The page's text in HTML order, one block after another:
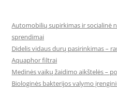
Automobilių supirkimas ir socialinė
sprendimai
Didelis vidaus durų pasirinkimas –
Aquaphor filtrai
Medinės vaikų žaidimo aikštelės –
Biologinės bakterijos valymo